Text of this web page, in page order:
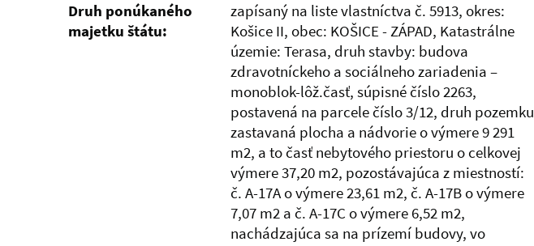
Druh ponúkaného
majetku štátu:
zapísaný na liste vlastníctva č. 5913, okres:
Košice II, obec: KOŠICE - ZÁPAD, Katastrálne
územie: Terasa, druh stavby: budova
zdravotníckeho a sociálneho zariadenia –
monoblok-lôž.časť, súpisné číslo 2263,
postavená na parcele číslo 3/12, druh pozemku
zastavaná plocha a nádvorie o výmere 9 291
m2, a to časť nebytového priestoru o celkovej
výmere 37,20 m2, pozostávajúca z miestností:
č. A-17A o výmere 23,61 m2, č. A-17B o výmere
7,07 m2 a č. A-17C o výmere 6,52 m2,
nachádzajúca sa na prízemí budovy, vo